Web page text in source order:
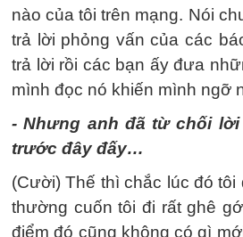
nào của tôi trên mạng. Nói
trả lời phỏng vấn của các
trả lời rồi các bạn ấy đưa
mình đọc nó khiến mình ngỡ
- Nhưng anh đã từ chối
trước đây đấy…
(Cười) Thế thì chắc lúc đó tôi
thường cuốn tôi đi rất ghê
điểm đó cũng không có gì